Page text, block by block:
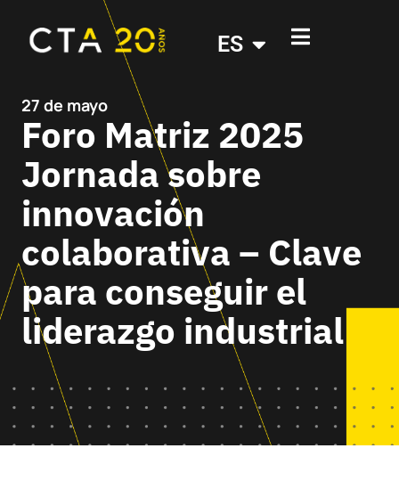
ES
27 de mayo
Foro Matriz 2025
Jornada sobre
innovación
colaborativa – Clave
para conseguir el
liderazgo industrial